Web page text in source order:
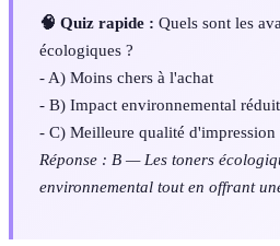
🧠 Quiz rapide : Quels sont les
écologiques ?
- A) Moins chers à l'achat
- B) Impact environnemental réduit
- C) Meilleure qualité d'impression
Réponse : B — Les toners
environnemental tout en offrant